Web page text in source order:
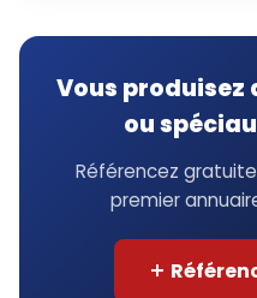
Vous produisez
ou
Référencez
premier